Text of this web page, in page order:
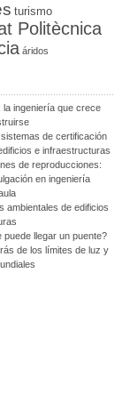
turismo
Politècnica
áridos
la ingeniería que crece
de certificación
e infraestructuras
de reproducciones:
en ingeniería
ambientales de edificios
puede llegar un puente?
de los límites de luz y